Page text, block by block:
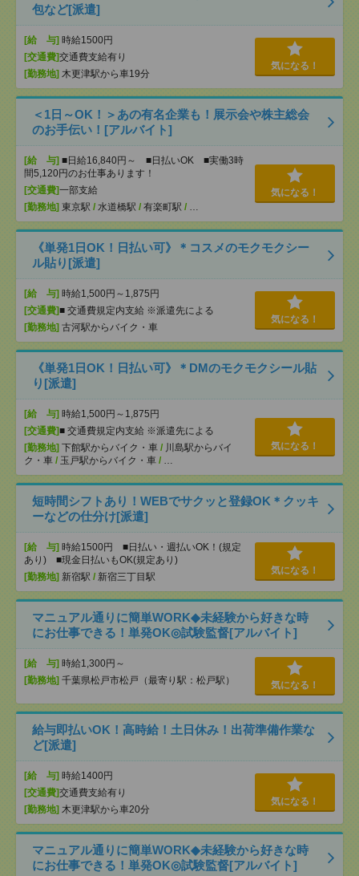
包など[派遣]
[給 与] 時給1500円
[交通費]交通費支給有り
[勤務地] 木更津駅から車19分
気になる！
＜1日～OK！＞あの有名企業も！展示会や株主総会
のお手伝い！[アルバイト]
[給 与] ■日給16,840円～ ■日払いOK ■実働3時
間5,120円のお仕事あります！
[交通費]一部支給
[勤務地] 東京駅 / 水道橋駅 / 有楽町駅 /
気になる！
《単発1日OK！日払い可》＊コスメのモクモクシー
ル貼り[派遣]
[給 与] 時給1,500円～1,875円
[交通費]■ 交通費規定内支給 ※派遣先による
[勤務地] 古河駅からバイク・車
気になる！
《単発1日OK！日払い可》＊DMのモクモクシール貼
り[派遣]
[給 与] 時給1,500円～1,875円
[交通費]■ 交通費規定内支給 ※派遣先による
[勤務地] 下館駅からバイク・車 /
川島駅からバイ
ク・車 / 玉戸駅からバイク・車 /
気になる！
短時間シフトあり！WEBでサクッと登録OK＊クッキ
ーなどの仕分け[派遣]
[給 与] 時給1500円 ■日払い・週払いOK！(規定
あり) ■現金日払いもOK(規定あり)
[勤務地] 新宿駅 / 新宿三丁目駅
気になる！
マニュアル通りに簡単WORK◆未経験から好きな時
にお仕事できる！単発OK◎試験監督[アルバイト]
[給 与] 時給1,300円～
[勤務地] 千葉県松戸市松戸（最寄り駅：松戸駅） 気になる！
給与即払いOK！高時給！土日休み！出荷準備作業な
ど[派遣]
[給 与] 時給1400円
[交通費]交通費支給有り
[勤務地] 木更津駅から車20分
気になる！
マニュアル通りに簡単WORK◆未経験から好きな時
にお仕事できる！単発OK◎試験監督[アルバイト]